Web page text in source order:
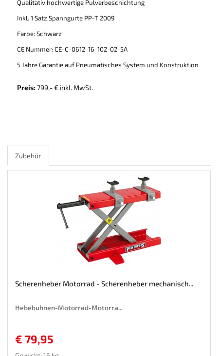
Qualitativ hochwertige Pulverbeschichtung
Inkl. 1 Satz Spanngurte PP-T 2009
Farbe: Schwarz
CE Nummer: CE-C-0612-16-102-02-5A
5 Jahre Garantie auf Pneumatisches System und Konstruktion
Preis: 799,- € inkl. MwSt.
Zubehör
Scherenheber Motorrad - Scherenheber mechanisch...
Hebebuhnen-Motorrad-Motorra...
€ 79,95